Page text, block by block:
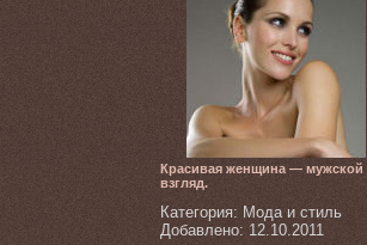
Красивая женщина — мужской
взгляд.
Категория: Мода и стиль
Добавлено: 12.10.2011